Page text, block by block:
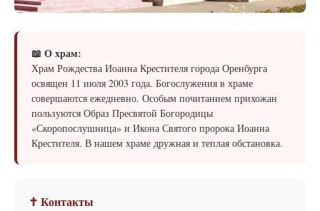
📖 О храм:
Храм Рождества Иоанна Крестителя города Оренбурга
освящен 11 июля 2003 года. Богослужения в храме
совершаются ежедневно. Особым почитанием прихожан
пользуются Образ Пресвятой Богородицы
«Скоропослушница» и Икона Святого пророка Иоанна
Крестителя. В нашем храме дружная и теплая обстановка.
✝ Контакты